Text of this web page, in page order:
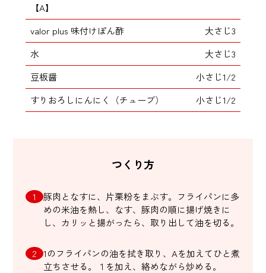
【A】
valor plus 味付けぽん酢
大さじ3
水
大さじ3
豆板醤
小さじ1/2
すりおろしにんにく（チューブ）
小さじ1/2
つくり方
豚肉となすに、片栗粉をまぶす。フライパンに多
めの米油を熱し、なす、豚肉の順に揚げ焼きに
し、カリッと揚がったら、取り出して油を切る。
1のフライパンの油を拭き取り、Aを加えてひと煮
立ちさせる。１を加え、絡めながら炒める。